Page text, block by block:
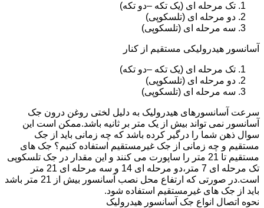
تک مرحله ای (یک تکه –دو تکه)
دو مرحله ای (تلسکوپی)
سه مرحله ای (تلسکوپی)
آسانسور هیدرولیکی مستقیم از کنار
تک مرحله ای (یک تکه –دو تکه)
دو مرحله ای (تلسکوپی)
سه مرحله ای (تلسکوپی)
سرعت آسانسورهای هیدرولیک به دلیل لختی روغن درون جک
آسانسور نمی تواند بیش از یک متر بر ثانیه باشد.ممکن است این
سوال ذهن شما را درگیر کرده باشد که چه زمانی باید از جک
مستقیم و چه زمانی از جک غیرمستقیم استفاده کنیم؟ جک های
مستقیم تا 21 متر را ساپورت می کنند و این مقدار در جک تلسکوپی
تک مرحله ای 7 متر،دو مرحله ای 14 و سه مرحله ای 21 متر
است.در صورتی که ارتفاع محل نصب آسانسور بیش از 21 متر باشد
باید از جک های غیرمستقیم استفاده شود.
نحوه اتصال انواع جک آسانسور هیدرولیک